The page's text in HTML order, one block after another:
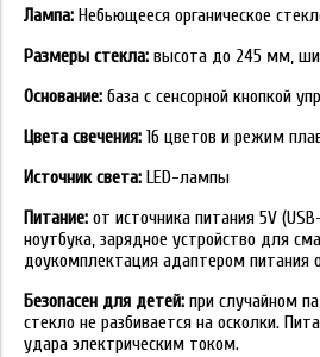
Лампа: Небьющееся органическое
Размеры стекла: высота до 245 мм,
Основание: база с сенсорной кнопкой
Цвета свечения: 16 цветов и режим
Источник света: LED-лампы
Питание: от источника питания 5V
ноутбука, зарядное устройство для
доукомплектация адаптером питания
Безопасен для детей: при случайном
стекло не разбивается на осколки.
удара электрическим током.